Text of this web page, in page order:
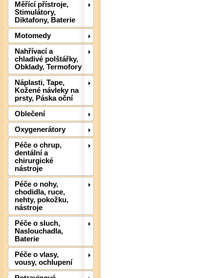
Měřící přístroje,
Stimulátory,
Diktafony, Baterie
Motomedy
Nahřívací a
chladivé polštářky,
Obklady, Termofory
Náplasti, Tape,
Kožené návleky na
prsty, Páska oční
Oblečení
Oxygenerátory
Péče o chrup,
dentální a
chirurgické
nástroje
Péče o nohy,
chodidla, ruce,
nehty, pokožku,
nástroje
Péče o sluch,
Naslouchadla,
Baterie
Péče o vlasy,
vousy, ochlupení